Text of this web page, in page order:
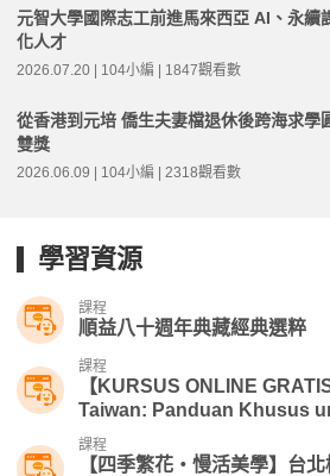
元智大學國際志工前進馬來西亞 AI、永續
化人才
2026.07.20 | 104小編 | 1847觀看數
從香港到元培 僑生夫妻檔退休後跨海求學
雙獎
2026.06.09 | 104小編 | 2318觀看數
學習資源
課程
順益八十週年典藏經典選粹
課程
【KURSUS ONLINE
Taiwan: Panduan Khusus
rnasional | 104 Foreigners
課程
【四季繁花・慢活美學】台